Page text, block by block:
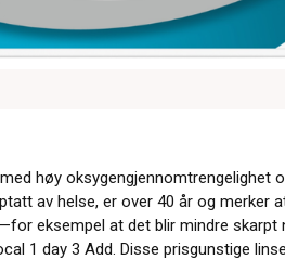
høy oksygengjennomtrengelighet
av helse, er over 40 år og merker
eksempel at det blir mindre
1 day 3 Add. Disse prisgunstige